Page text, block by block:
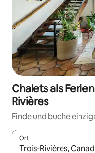
Chalets als
Rivières
Finde und buche
Ort
Wenn Ergebnisse